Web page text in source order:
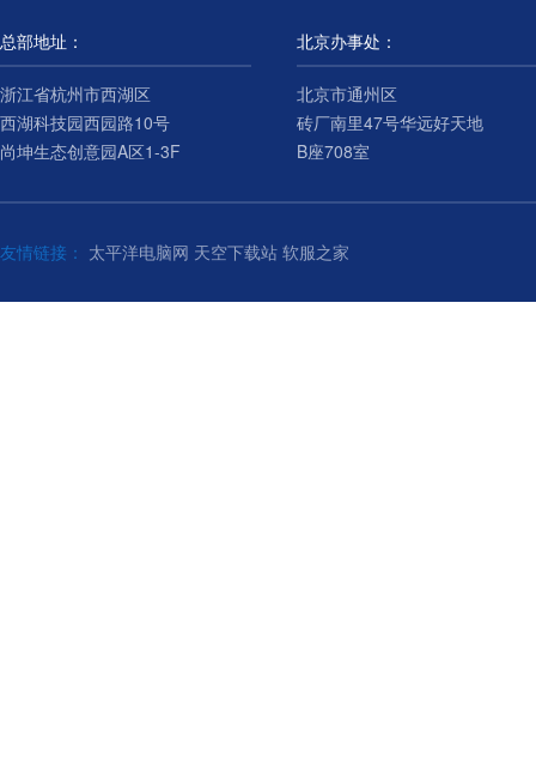
总部地址：
浙江省杭州市西湖区
西湖科技园西园路10号
尚坤生态创意园A区1-3F
北京办事处：
北京市通州区
砖厂南里47号华远好天地
B座708室
友情链接： 太平洋电脑网 天空下载站 软服之家